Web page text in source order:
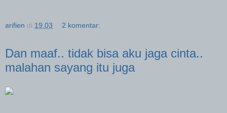
arifien di 19.03 2 komentar:
Dan maaf.. tidak bisa aku jaga cinta..
malahan sayang itu juga